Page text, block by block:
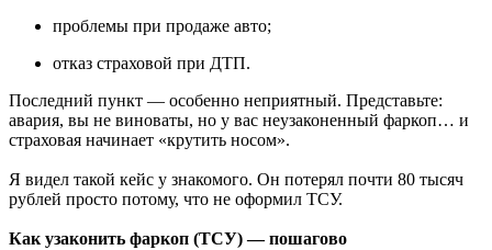
проблемы при продаже авто;
отказ страховой при ДТП.
Последний пункт — особенно неприятный. Представьте:
авария, вы не виноваты, но у вас неузаконенный фаркоп… и
страховая начинает «крутить носом».
Я видел такой кейс у знакомого. Он потерял почти 80 тысяч
рублей просто потому, что не оформил ТСУ.
Как узаконить фаркоп (ТСУ) — пошагово